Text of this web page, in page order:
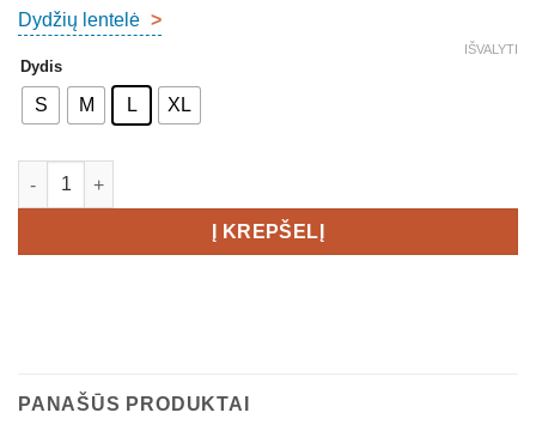
Dydžių lentelė >
Dydis
S M L XL
IŠVALYTI
produkto kiekis: CRAFT SubZ Jacket 4 Men's
Į KREPŠELĮ
PANAŠŪS PRODUKTAI